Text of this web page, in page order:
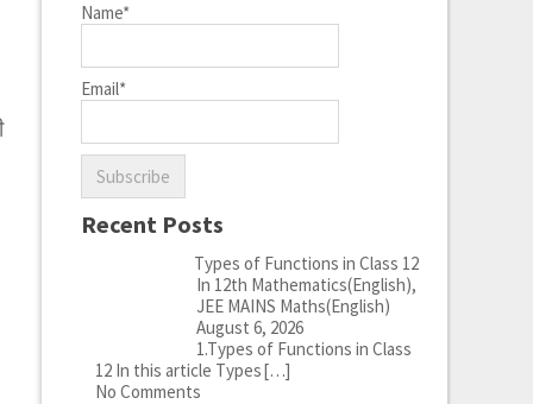
Name*
Email*
Recent Posts
Types of Functions in Class 12
In 12th Mathematics(English),
JEE MAINS Maths(English)
August 6, 2026
1.Types of Functions in Class
12 In this article Types[…]
No Comments